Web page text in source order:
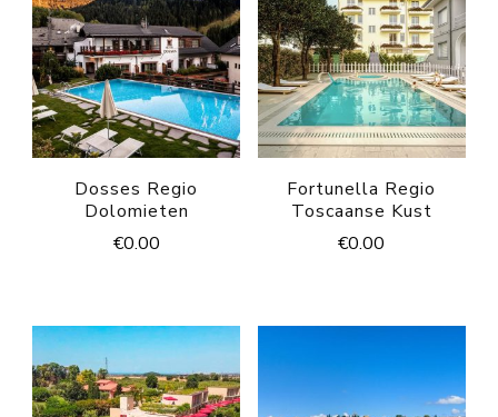
Dosses Regio
Dolomieten
€0.00
Fortunella Regio
Toscaanse Kust
€0.00